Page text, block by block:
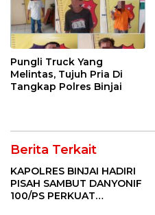
Pungli Truck Yang
Melintas, Tujuh Pria Di
Tangkap Polres Binjai
Berita Terkait
KAPOLRES BINJAI HADIRI
PISAH SAMBUT DANYONIF
100/PS PERKUAT